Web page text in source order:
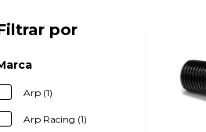
por
Arp (1)
Arp Racing (1)